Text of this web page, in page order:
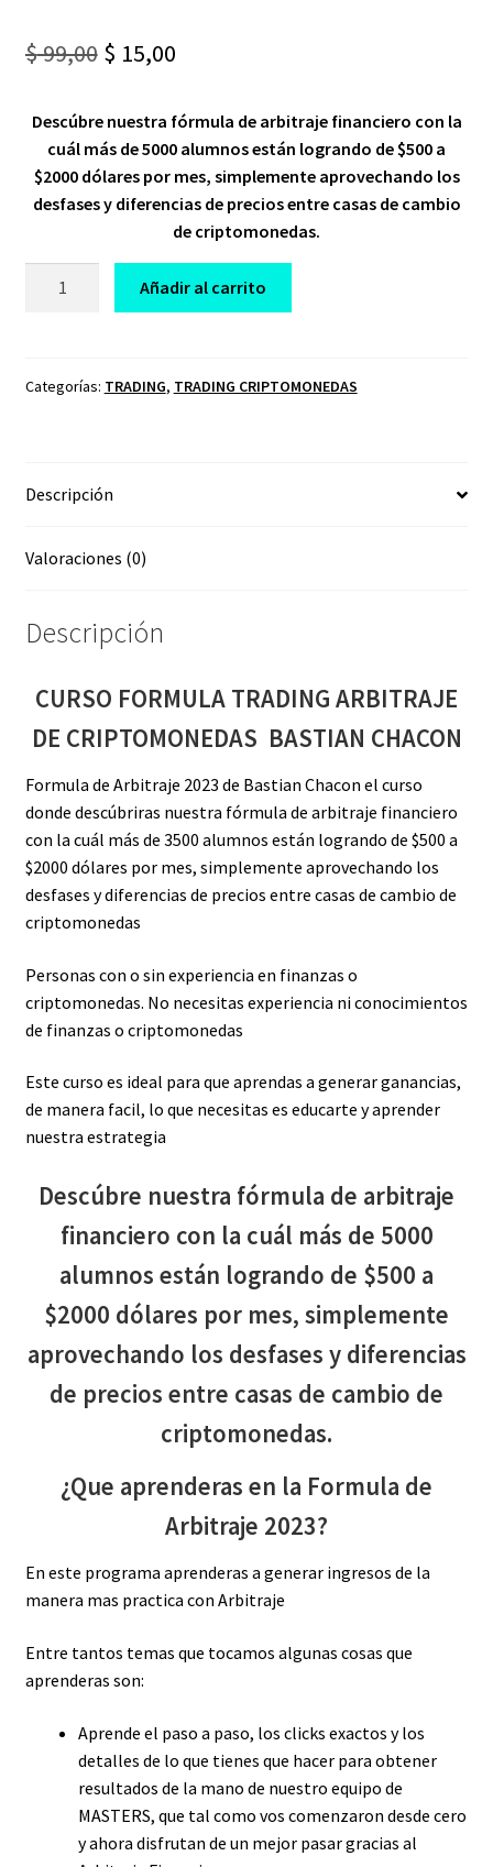
$99,00 Original
was:
$ 99,00.
$ 15,00Current
is:
$ 15,00.
Descúbre nuestra fórmula de arbitraje financiero con la
cuál más de 5000 alumnos están logrando de $500 a
$2000 dólares por mes, simplemente aprovechando los
desfases y diferencias de precios entre casas de cambio
de criptomonedas.
DE
cantidad
Añadir al carrito
Categorías: TRADING, TRADING CRIPTOMONEDAS
Descripción
Valoraciones (0)
Descripción
CURSO FORMULA TRADING ARBITRAJE
DE CRIPTOMONEDAS BASTIAN CHACON
Formula de Arbitraje 2023 de Bastian Chacon el curso
donde descúbriras nuestra fórmula de arbitraje financiero
con la cuál más de 3500 alumnos están logrando de $500 a
$2000 dólares por mes, simplemente aprovechando los
desfases y diferencias de precios entre casas de cambio de
criptomonedas
Personas con o sin experiencia en finanzas o
criptomonedas. No necesitas experiencia ni conocimientos
de finanzas o criptomonedas
Este curso es ideal para que aprendas a generar ganancias,
de manera facil, lo que necesitas es educarte y aprender
nuestra estrategia
Descúbre nuestra fórmula de arbitraje
financiero con la cuál más de 5000
alumnos están logrando de $500 a
$2000 dólares por mes, simplemente
aprovechando los desfases y diferencias
de precios entre casas de cambio de
criptomonedas.
¿Que aprenderas en la Formula de
Arbitraje 2023?
En este programa aprenderas a generar ingresos de la
manera mas practica con Arbitraje
Entre tantos temas que tocamos algunas cosas que
aprenderas son:
Aprende el paso a paso, los clicks exactos y los
detalles de lo que tienes que hacer para obtener
resultados de la mano de nuestro equipo de
MASTERS, que tal como vos comenzaron desde cero
y ahora disfrutan de un mejor pasar gracias al